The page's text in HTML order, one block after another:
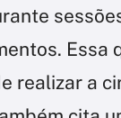
Essa
realizar a